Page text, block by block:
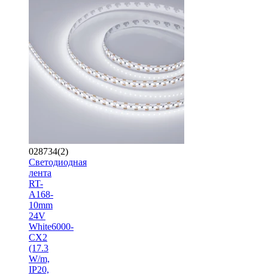
028734(2)
Светодиодная
лента
RT-
A168-
10mm
24V
White6000-
CX2
(17.3
W/m,
IP20,